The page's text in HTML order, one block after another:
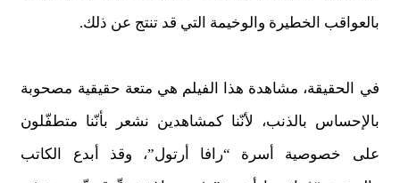
بالعواقب الخطيرة والوخيمة التي قد تنتج عن ذلك.
في الحقيقة، مشاهدة هذا الفيلم هي متعة حقيقية مصحوبة
بالإحساس بالذنب، لأنّنا كمشاهدين نشعر بأنّنا متطفّلون
على خصوصية أسرة “رافا أرتول”، وقذ أبدع الكاتب